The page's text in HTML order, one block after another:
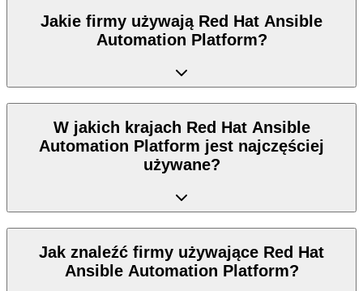
Jakie firmy używają Red Hat Ansible
Automation Platform?
W jakich krajach Red Hat Ansible
Automation Platform jest najczęściej
używane?
Jak znaleźć firmy używające Red Hat
Ansible Automation Platform?